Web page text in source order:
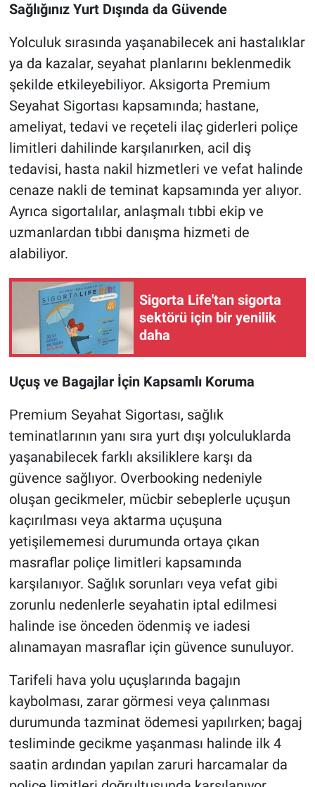
Sağlığınız Yurt Dışında da Güvende
Yolculuk sırasında yaşanabilecek ani hastalıklar
ya da kazalar, seyahat planlarını beklenmedik
şekilde etkileyebiliyor. Aksigorta Premium
Seyahat Sigortası kapsamında; hastane,
ameliyat, tedavi ve reçeteli ilaç giderleri poliçe
limitleri dahilinde karşılanırken, acil diş
tedavisi, hasta nakil hizmetleri ve vefat halinde
cenaze nakli de teminat kapsamında yer alıyor.
Ayrıca sigortalılar, anlaşmalı tıbbi ekip ve
uzmanlardan tıbbi danışma hizmeti de
alabiliyor.
Sigorta Life'tan sigorta
sektörü için bir yenilik
daha
Uçuş ve Bagajlar İçin Kapsamlı Koruma
Premium Seyahat Sigortası, sağlık
teminatlarının yanı sıra yurt dışı yolculuklarda
yaşanabilecek farklı aksiliklere karşı da
güvence sağlıyor. Overbooking nedeniyle
oluşan gecikmeler, mücbir sebeplerle uçuşun
kaçırılması veya aktarma uçuşuna
yetişilememesi durumunda ortaya çıkan
masraflar poliçe limitleri kapsamında
karşılanıyor. Sağlık sorunları veya vefat gibi
zorunlu nedenlerle seyahatin iptal edilmesi
halinde ise önceden ödenmiş ve iadesi
alınamayan masraflar için güvence sunuluyor.
Tarifeli hava yolu uçuşlarında bagajın
kaybolması, zarar görmesi veya çalınması
durumunda tazminat ödemesi yapılırken; bagaj
tesliminde gecikme yaşanması halinde ilk 4
saatin ardından yapılan zaruri harcamalar da